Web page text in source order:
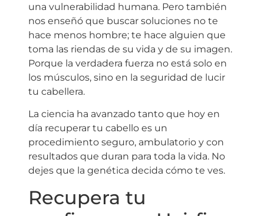
una vulnerabilidad humana. Pero también
nos enseñó que buscar soluciones no te
hace menos hombre; te hace alguien que
toma las riendas de su vida y de su imagen.
Porque la verdadera fuerza no está solo en
los músculos, sino en la seguridad de lucir
tu cabellera.
La ciencia ha avanzado tanto que hoy en
día recuperar tu cabello es un
procedimiento seguro, ambulatorio y con
resultados que duran para toda la vida. No
dejes que la genética decida cómo te ves.
Recupera tu